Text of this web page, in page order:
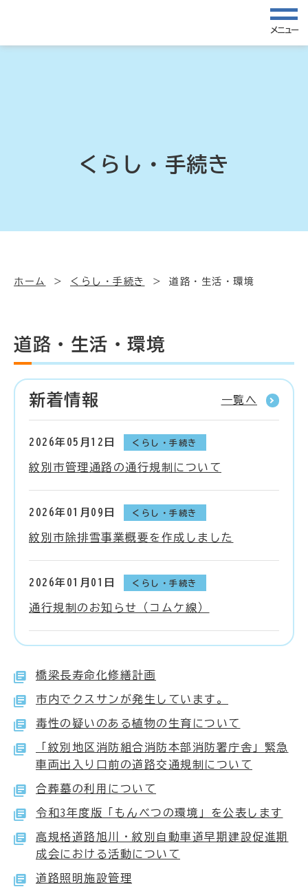
メニュー
くらし・手続き
ホーム くらし・手続き 道路・生活・環境
道路・生活・環境
新着情報 一覧へ
2026年05月12日 くらし・手続き
紋別市管理通路の通行規制について
2026年01月09日 くらし・手続き
紋別市除排雪事業概要を作成しました
2026年01月01日 くらし・手続き
通行規制のお知らせ（コムケ線）
橋梁長寿命化修繕計画
市内でクスサンが発生しています。
毒性の疑いのある植物の生育について
「紋別地区消防組合消防本部消防署庁舎」緊急
車両出入り口前の道路交通規制について
合葬墓の利用について
令和3年度版「もんべつの環境」を公表します
高規格道路旭川・紋別自動車道早期建設促進期
成会における活動について
道路照明施設管理